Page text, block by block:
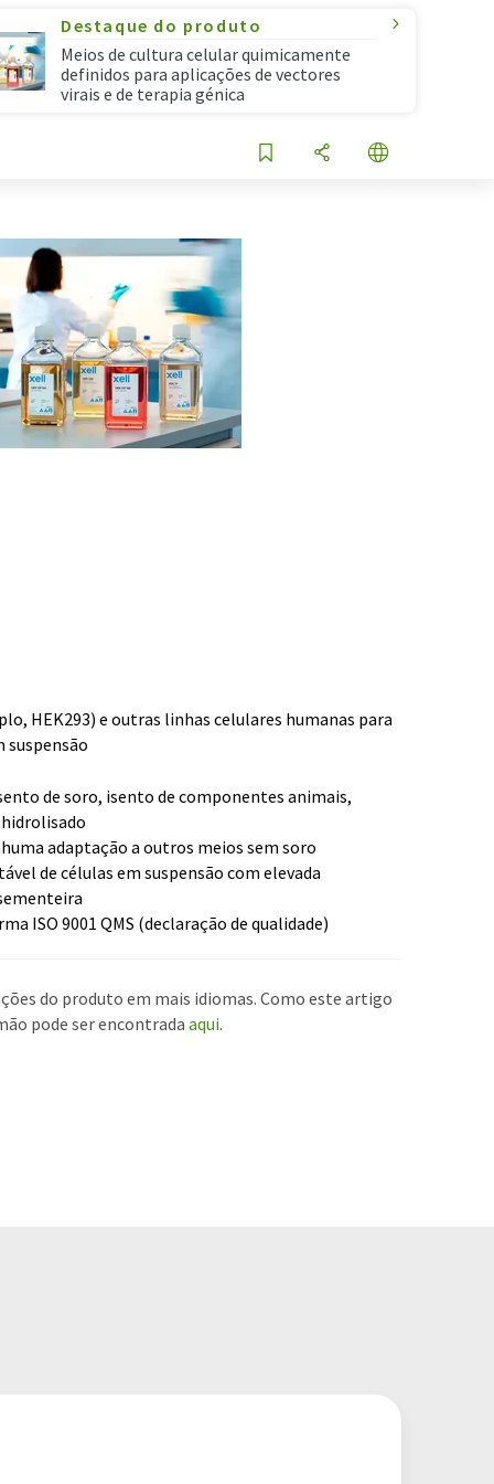
Destaque do produto
Meios de cultura celular quimicamente
definidos para aplicações de vectores
virais e de terapia génica
HEK293) e outras linhas celulares humanas para
suspensão
de soro, isento de componentes animais,
adaptação a outros meios sem soro
de células em suspensão com elevada
ISO 9001 QMS (declaração de qualidade)
do produto em mais idiomas. Como este artigo
pode ser encontrada aqui.